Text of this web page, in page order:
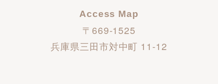
Access Map
〒669-1525
兵庫県三田市対中町 11-12